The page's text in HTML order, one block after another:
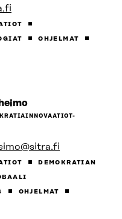
OHJELMAT
Siirry
henkilön
DEMOKRATIAN
OHJELMAT